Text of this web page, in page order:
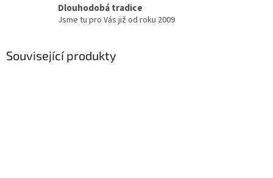
Dlouhodobá tradice
Jsme tu pro Vás již od roku 2009
Související produkty